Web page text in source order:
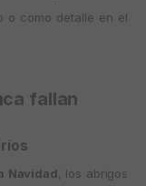
o como detalle en el
fallan
Navidad , los abrigos